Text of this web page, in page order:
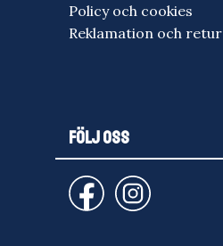
Policy och cookies
Reklamation och retur
FÖLJ OSS